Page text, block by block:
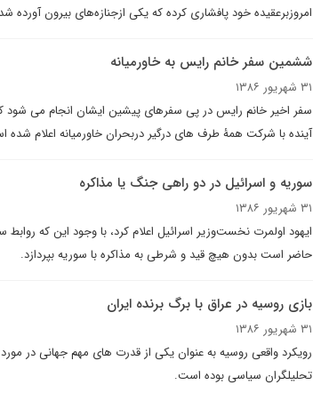
امروزبرعقيده خود پافشارى کرده که يکى ازجنازه‌هاى بيرون آورده
ششمین سفر خانم رایس به خاورمیانه
۳۱ شهریور ۱۳۸۶
سفر اخیر خانم رایس در پی سفرهای پیشین ایشان انجام می شود
آینده با شرکت همۀ طرف های درگیر دربحران خاورمیانه اعلام شده
سوريه و اسرائيل در دو راهى جنگ يا مذاکره
۳۱ شهریور ۱۳۸۶
ايهود اولمرت نخست‌وزير اسرائيل اعلام کرد، با وجود اين که
حاضر است بدون هيچ قيد و شرطى به مذاکره با سوريه بپردازد.
بازى روسيه در عراق با برگ برنده ايران
۳۱ شهریور ۱۳۸۶
رویکرد واقعی روسیه به عنوان یکی از قدرت های مهم جهانی در
تحلیلگران سیاسی بوده است.